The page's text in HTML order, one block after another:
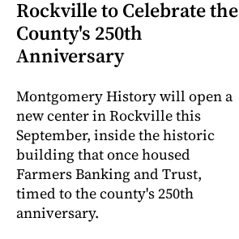
Rockville to Celebrate the
County's 250th
Anniversary
Montgomery History will open a
new center in Rockville this
September, inside the historic
building that once housed
Farmers Banking and Trust,
timed to the county's 250th
anniversary.